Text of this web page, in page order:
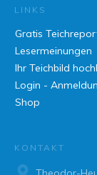
LINKS
Gratis
Lesermeinungen
Ihr Teichbild
Login -
Shop
KONTAKT